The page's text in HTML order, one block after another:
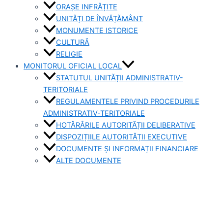
ORAȘE INFRĂȚITE
UNITĂȚI DE ÎNVĂȚĂMÂNT
MONUMENTE ISTORICE
CULTURĂ
RELIGIE
MONITORUL OFICIAL LOCAL
STATUTUL UNITĂȚII ADMINISTRATIV-
TERITORIALE
REGULAMENTELE PRIVIND PROCEDURILE
ADMINISTRATIV-TERITORIALE
HOTĂRÂRILE AUTORITĂȚII DELIBERATIVE
DISPOZIȚIILE AUTORITĂȚII EXECUTIVE
DOCUMENTE ȘI INFORMAȚII FINANCIARE
ALTE DOCUMENTE